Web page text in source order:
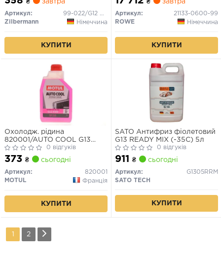
₴ завтра
Артикул:
99-022/G12 RED
Zilbermann
Німеччина
КУПИТИ
₴ завтра
Артикул:
21133-0600-99
ROWE
Німеччина
КУПИТИ
Охолодж. рідина
820001/AUTO COOL G13
-37°C 1L/1110490 відгуків
373 ₴ сьогодні
Артикул:
820001
MOTUL
Франція
КУПИТИ
SATO Антифриз фіолетовий
G13 READY MIX (-35С) 5л
0 відгуків
911 ₴ сьогодні
Артикул:
G1305RRM
SATO TECH
КУПИТИ
1 2